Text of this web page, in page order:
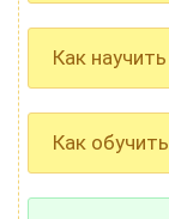
Как
Как